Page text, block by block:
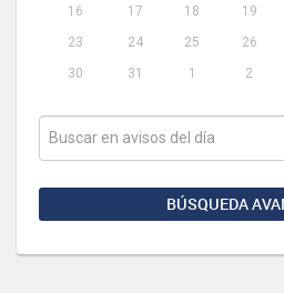
16
17 18 19
23
24 25 26
30
31 1 2
BÚSQUEDA